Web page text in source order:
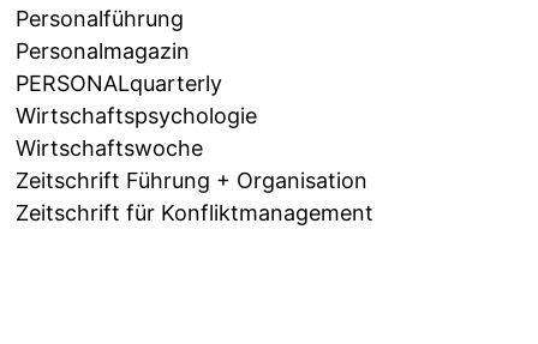
Personalführung
Personalmagazin
PERSONALquarterly
Wirtschaftspsychologie
Wirtschaftswoche
Zeitschrift Führung + Organisation
Zeitschrift für Konfliktmanagement